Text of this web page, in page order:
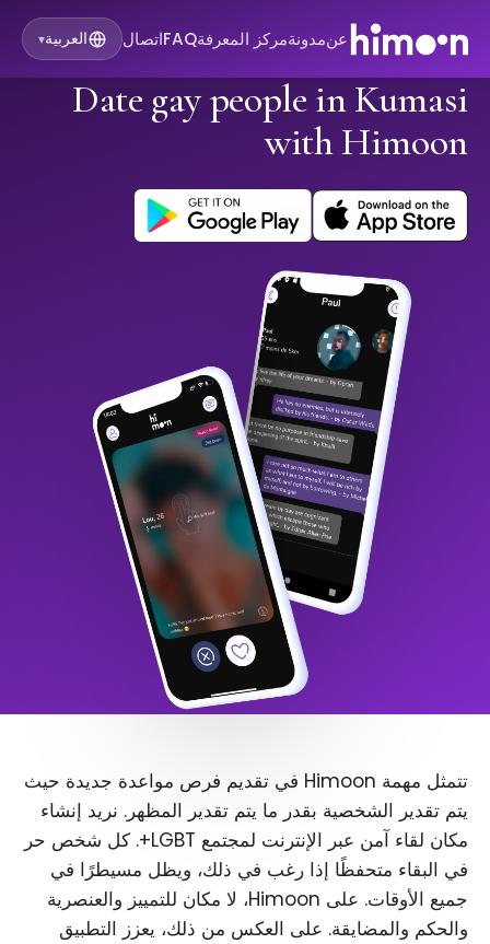
عنمدونةمركز المعرفةFAQاتصال العربية▾
Date gay people in Kumasi
with Himoon
تتمثل مهمة Himoon في تقديم فرص مواعدة جديدة حيث
يتم تقدير الشخصية بقدر ما يتم تقدير المظهر. نريد إنشاء
مكان لقاء آمن عبر الإنترنت لمجتمع LGBT+. كل شخص حر
في البقاء متحفظًا إذا رغب في ذلك، ويظل مسيطرًا في
جميع الأوقات. على Himoon، لا مكان للتمييز والعنصرية
والحكم والمضايقة. على العكس من ذلك، يعزز التطبيق